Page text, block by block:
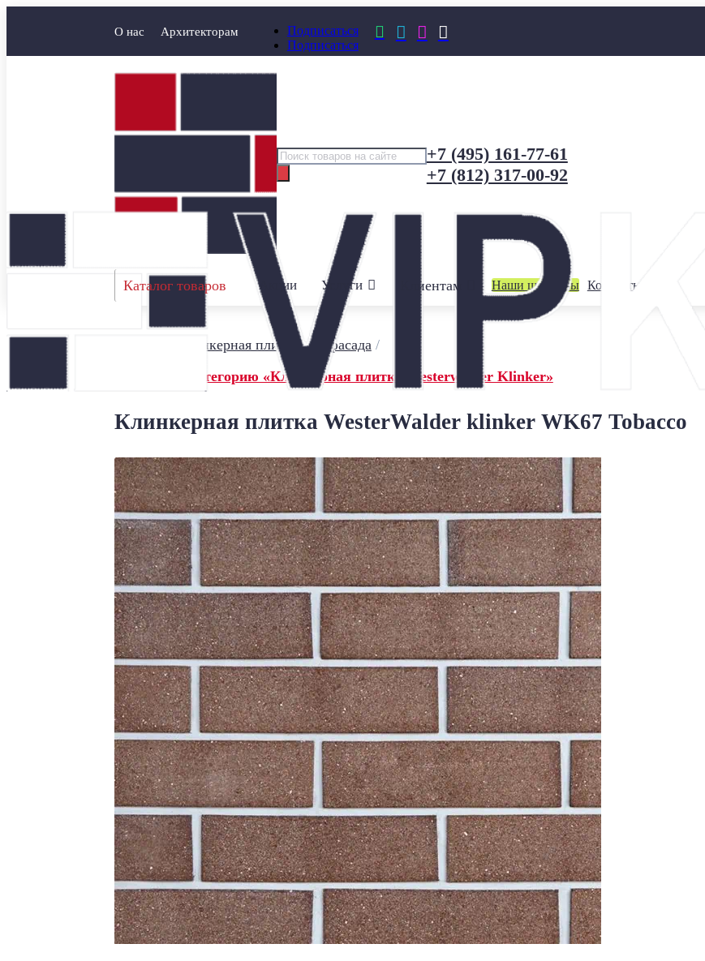
О нас Архитекторам
Подписаться
Подписаться
   
Поиск
товаров
+7 (495) 161-77-61
+7 (812) 317-00-92
Каталог товаров Акции Услуги Клиентам Наши шоурумы Контакты
Клинкерная плитка для фасада/
← Назад в категорию «Клинкерная плитка Westerwalder Klinker»
Клинкерная плитка WesterWalder klinker WK67 Tobacco